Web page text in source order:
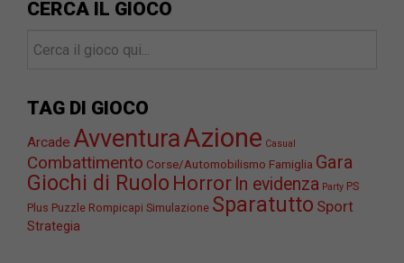
CERCA IL GIOCO
TAG DI GIOCO
Arcade AvventuraAzione Casual
Combattimento Corse/Automobilismo Famiglia Gara
Giochi di Ruolo Horror In evidenza Party PS
Plus Puzzle Rompicapi Simulazione Sparatutto Sport
Strategia